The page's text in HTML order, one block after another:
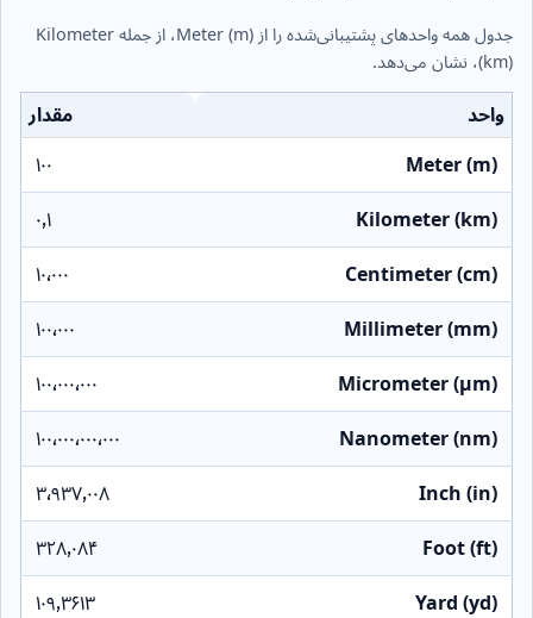
جدول همه واحدهای پشتیبانی‌شده را از Meter (m)، از جمله Kilometer
(km)، نشان می‌دهد.
واحد
مقدار
Meter (m)
۱۰۰
Kilometer (km) ۰٫۱
Centimeter (cm) ۱۰٬۰۰۰
Millimeter (mm) ۱۰۰٬۰۰۰
Micrometer (µm) ۱۰۰٬۰۰۰٬۰۰۰
Nanometer (nm) ۱۰۰٬۰۰۰٬۰۰۰٬۰۰۰
Inch (in) ۳٬۹۳۷٫۰۰۸
Foot (ft) ۳۲۸٫۰۸۴
Yard (yd) ۱۰۹٫۳۶۱۳